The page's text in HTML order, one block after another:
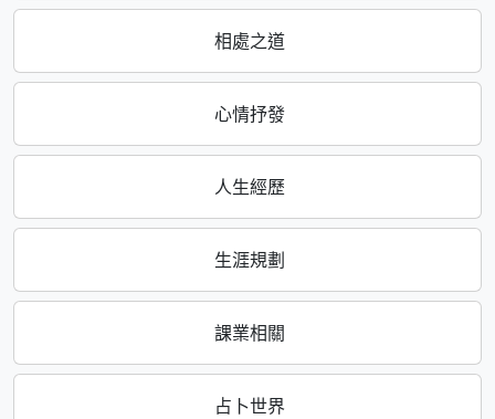
相處之道
心情抒發
人生經歷
生涯規劃
課業相關
占卜世界